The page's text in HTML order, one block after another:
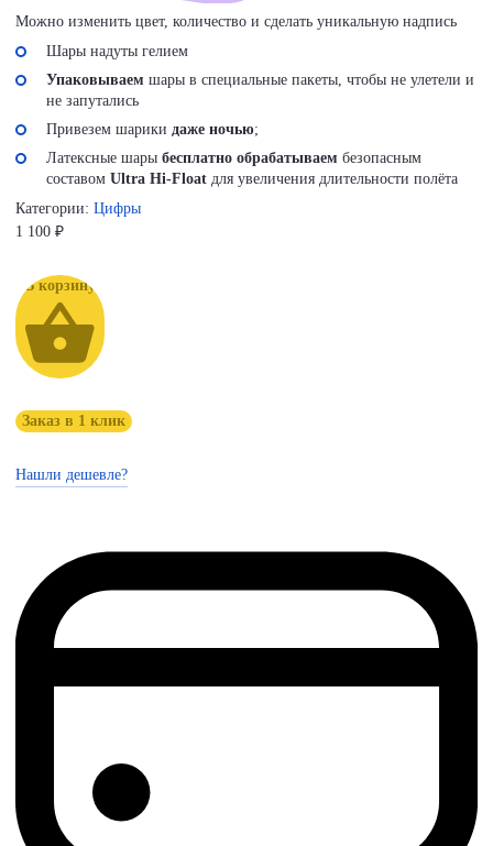
Можно изменить цвет, количество и сделать уникальную надпись
Шары надуты гелием
Упаковываем шары в специальные пакеты, чтобы не улетели и
не запутались
Привезем шарики даже ночью;
Латексные шары бесплатно обрабатываем безопасным
составом Ultra Hi-Float для увеличения длительности полёта
Категории: Цифры
1 100 ₽
Заказ в 1 клик
Нашли дешевле?